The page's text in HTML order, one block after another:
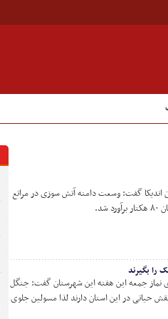
گفت: وسعت دامنه آتش سوزی در مراتع
را بگیرند
نماز جمعه این هفته این شهرستان گفت: جنگل
حیاتی در این استان دارند لذا مسولین جلوی